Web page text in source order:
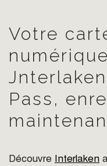
Votre
Pass,
Découvre Interlaken